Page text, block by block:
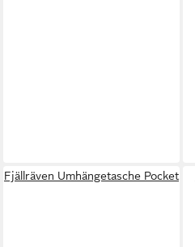
Fjällräven Umhängetasche Pocket